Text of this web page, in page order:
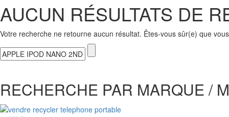
AUCUN RÉSULTATS DE
Votre recherche ne retourne aucun résultat. Êtes-vous sûr(e) que
RECHERCHE PAR MARQUE /